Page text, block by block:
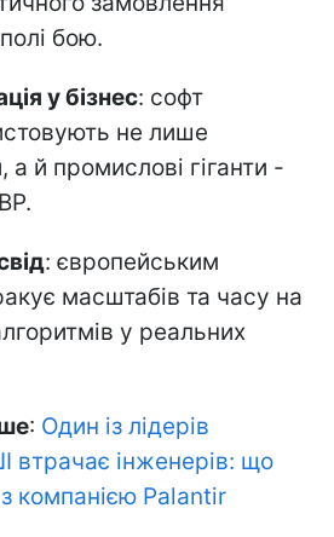
на шляху відмови від
у НАТО : військове
визнає, що наразі
альтернативи для
замовлення
бою.
у бізнес
не лише
й промислові гіганти -